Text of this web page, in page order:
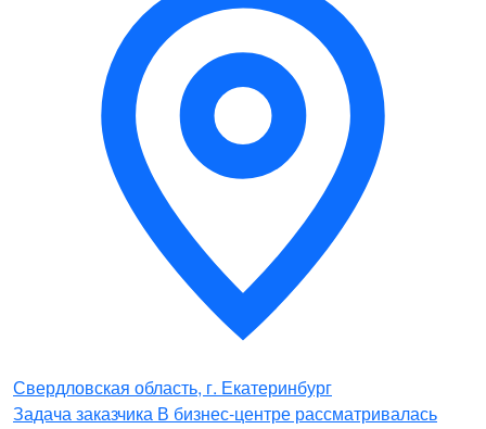
Свердловская область, г. Екатеринбург
Задача заказчика В бизнес-центре рассматривалась